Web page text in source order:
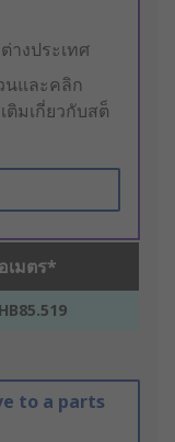
งประเทศ
นและคลิก
ติมเกี่ยวกับสต็
เมตร*
to a parts